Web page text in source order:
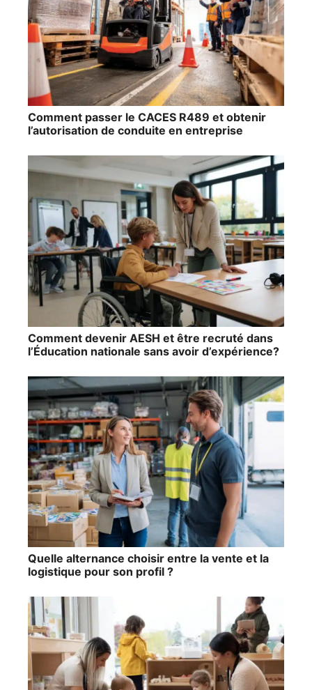
Comment passer le CACES R489 et obtenir
l’autorisation de conduite en entreprise
Comment devenir AESH et être recruté dans
l’Éducation nationale sans avoir d’expérience?
Quelle alternance choisir entre la vente et la
logistique pour son profil ?